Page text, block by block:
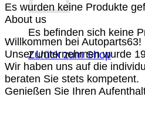
Es befinden sich keine
Zurück zum Shop
Es wurden keine Produkte
About us
Willkommen bei Autoparts63!
Unser Unternehmen wurde
Wir haben uns auf die
beraten Sie stets kompetent.
Genießen Sie Ihren